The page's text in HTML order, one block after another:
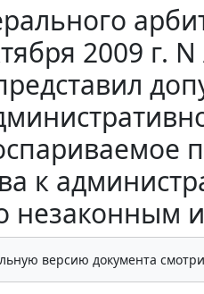
2009 г.
к
незаконным
версию документа